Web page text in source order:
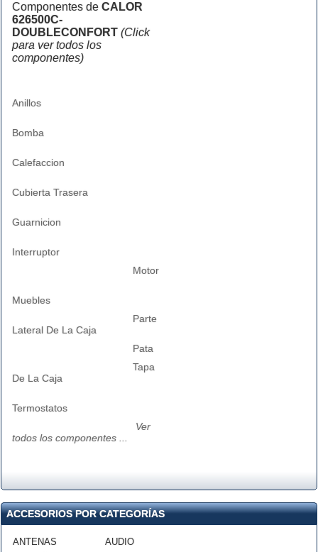
Componentes de CALOR
626500C-
DOUBLECONFORT (Click
para ver todos los
componentes)
Anillos
Bomba
Calefaccion
Cubierta Trasera
Guarnicion
Interruptor
Motor
Muebles
Parte
Lateral De La Caja
Pata
Tapa
De La Caja
Termostatos
Ver
todos los componentes ...
ACCESORIOS POR CATEGORÍAS
ANTENAS
AUDIO